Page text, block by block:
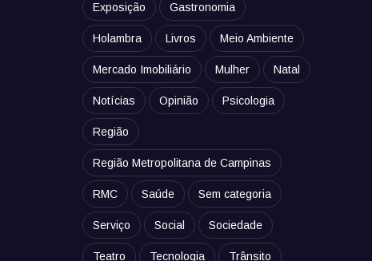
Exposição Gastronomia
Holambra Livros Meio Ambiente
Mercado Imobiliário Mulher Natal
Notícias Opinião Psicologia
Região
Região Metropolitana de Campinas
RMC Saúde Sem categoria
Serviço Social Sociedade
Teatro Tecnologia Trânsito